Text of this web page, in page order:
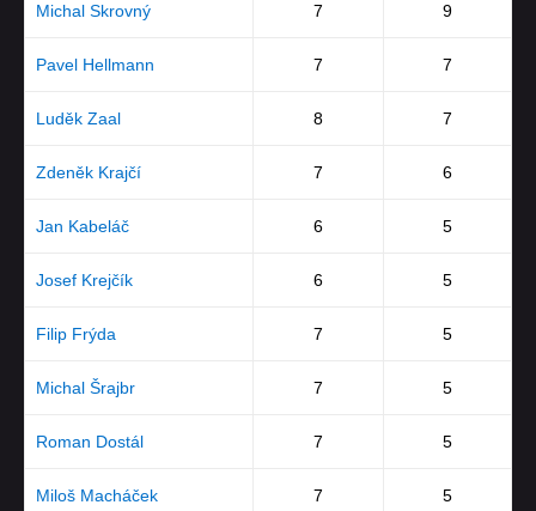
Michal Skrovný 7 9
Pavel Hellmann 7 7
Luděk Zaal 8 7
Zdeněk Krajčí 7 6
Jan Kabeláč 6 5
Josef Krejčík 6 5
Filip Frýda 7 5
Michal Šrajbr 7 5
Roman Dostál 7 5
Miloš Macháček 7 5